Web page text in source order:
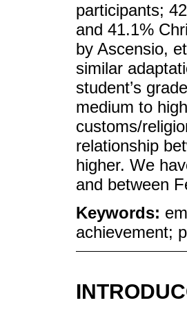
participants;
and 41.1%
by Ascensio,
similar
student’s
medium to
customs/
relationship
higher. We
and between
Keywords:
achievement;